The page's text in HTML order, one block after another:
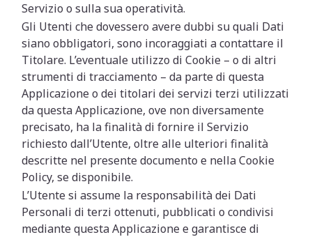
Servizio o sulla sua operatività.
Gli Utenti che dovessero avere dubbi su quali Dati
siano obbligatori, sono incoraggiati a contattare il
Titolare. L’eventuale utilizzo di Cookie – o di altri
strumenti di tracciamento – da parte di questa
Applicazione o dei titolari dei servizi terzi utilizzati
da questa Applicazione, ove non diversamente
precisato, ha la finalità di fornire il Servizio
richiesto dall’Utente, oltre alle ulteriori finalità
descritte nel presente documento e nella Cookie
Policy, se disponibile.
L’Utente si assume la responsabilità dei Dati
Personali di terzi ottenuti, pubblicati o condivisi
mediante questa Applicazione e garantisce di